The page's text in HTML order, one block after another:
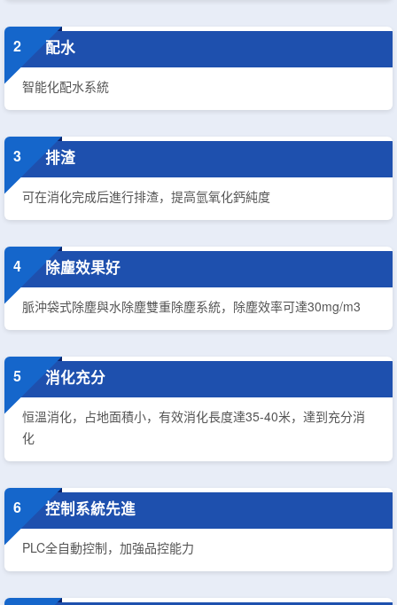
2 配水
智能化配水系統
3 排渣
可在消化完成后進行排渣，提高氫氧化鈣純度
4 除塵效果好
脈沖袋式除塵與水除塵雙重除塵系統，除塵效率可達30mg/m3
5 消化充分
恒溫消化，占地面積小，有效消化長度達35-40米，達到充分消
化
6 控制系統先進
PLC全自動控制，加強品控能力